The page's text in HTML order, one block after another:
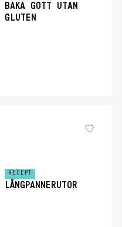
BAKA GOTT UTAN
GLUTEN
RECEPT
LÅNGPANNERUTOR